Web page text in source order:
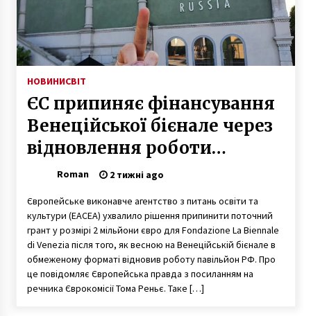
7 років ago
Київ в об’єктиві шведського фотографа: як
виглядала українська столиця у 1960-х роках
Казино СлотоКинг дает клиентам хорошие
бонусы
6 років ago
стосунки
Голова ГО «Захистимо Протасів Яр» заявив
про погрози з боку забудовника
7 років ago
НОВИНИСВІТ
ЄС припиняє фінансування
Венеційської бієнале через
відновлення роботи
російського павільйону
Roman 2 тижні ago
Європейське виконавче агентство з питань освіти та
культури (EACEA) ухвалило рішення припинити поточний
грант у розмірі 2 мільйони євро для Fondazione La Biennale
di Venezia після того, як весною на Венеційській бієнале в
обмеженому форматі відновив роботу павільйон РФ. Про
це повідомляє Європейська правда з посиланням на
речника Єврокомісії Тома Реньє. Таке […]